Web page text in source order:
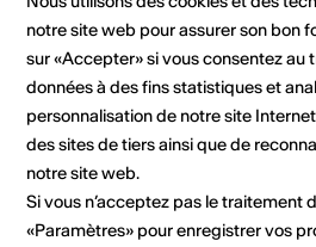
Artistes
Organisateur
Verein
3902
Site
notre site web pour assurer son bon
sur «Accepter» si vous consentez au
données à des fins statistiques et
personnalisation de notre site
des sites de tiers ainsi que de
notre site web.
Si vous n’acceptez pas le traitement
«Paramètres» pour enregistrer vos